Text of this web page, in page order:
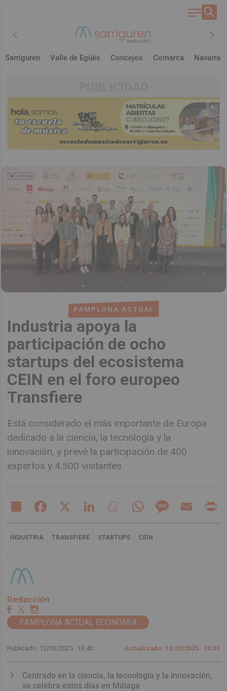
chevron_left chevron_right
Sarriguren Valle de Egüés Concejos Comarca Navarra
PAMPLONA ACTUAL
Industria apoya la
participación de ocho
startups del ecosistema
CEIN en el foro europeo
Transfiere
Está considerado el más importante de Europa
dedicado a la ciencia, la tecnología y la
innovación, y prevé la participación de 400
expertos y 4.500 visitantes
Share Facebook LinkedIn MeneameWhatsAppMessageEmail
INDUSTRIA TRANSFIERE STARTUPS CEIN
Redacción
PAMPLONA ACTUAL ECONOMÍA
Publicado: 12/03/2025 · 13:40 Actualizado: 12/03/2025 · 13:45
Centrado en la ciencia, la tecnología y la innovación,
se celebra estos días en Málaga